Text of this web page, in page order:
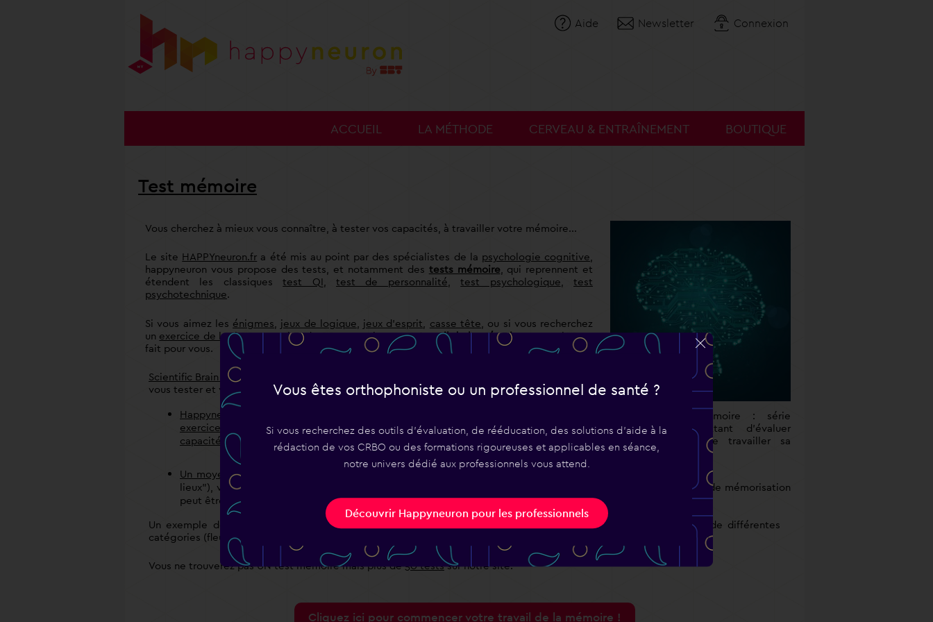
Vous êtes orthophoniste ou un professionnel de santé ?
Si vous recherchez des outils d'évaluation, de rééducation, des solutions d'aide à la
rédaction de vos CRBO ou des formations rigoureuses et applicables en séance,
notre univers dédié aux professionnels vous attend.
Découvrir Happyneuron pour les professionnels
Aide Newsletter Connexion
BOUTIQUE
CERVEAU & ENTRAÎNEMENT
LA MÉTHODE
ACCUEIL
Test mémoire
Travail de la mémoire : série
d'exercices permettant d'évaluer
mais aussi de faire travailler sa
mémoire.
Vous cherchez à mieux vous connaître, à tester vos capacités, à travailler votre mémoire...
Le site HAPPYneuron.fr a été mis au point par des spécialistes de la psychologie cognitive,
happyneuron vous propose des tests, et notamment des tests mémoire, qui reprennent et
étendent les classiquestest QI,test de personnalité,test psychologique,test
psychotechnique.
Si vous aimez les énigmes jeux de logique jeux d'esprit casse tête , ou si vous recherchez
un exercice de logique,exercice de concentrationou untravail de la mémoire, notre site est
fait pour vous.
Scientific Brain Training
vous tester et vous entraîner :
Happyneuron.fr
exercices
conçus par desspécialistespour vous aider à stimuler et entraîner vos
capacités cognitives .
Un moyen mnémotechnique efficace
: avec la méthode des loci (ou "méthode des
lieux"), vous apprendrez à développer une stratégie de mémorisation qui n'a pas son pareil. Cette méthode de mémorisation
peut être utilisée dans tout contexte!
Un exemple de test mémoire avant de commencer ? Le
: mémoriser dans quels tiroirs ranger des mots de différentes
catégories (fleurs, métiers, jouets, etc.)
Vous ne trouverez pas UN test mémoire mais plus de50 testssur notre site.
Cliquez ici pour commencer votre travail de la mémoire !